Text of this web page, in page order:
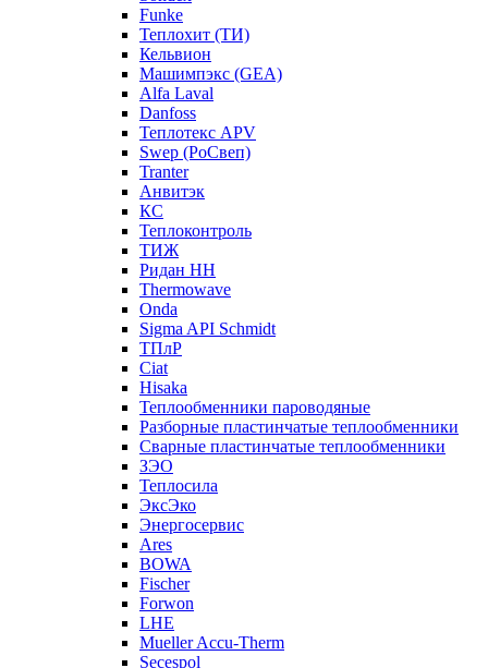
Funke
Теплохит (ТИ)
Кельвион
Машимпэкс (GEA)
Alfa Laval
Danfoss
Теплотекс APV
Swep (РоСвеп)
Tranter
Анвитэк
КС
Теплоконтроль
ТИЖ
Ридан НН
Thermowave
Onda
Sigma API Schmidt
ТПлР
Ciat
Hisaka
Теплообменники пароводяные
Разборные пластинчатые теплообменники
Сварные пластинчатые теплообменники
ЗЭО
Теплосила
ЭксЭко
Энергосервис
Ares
BOWA
Fischer
Forwon
LHE
Mueller Accu-Therm
Secespol